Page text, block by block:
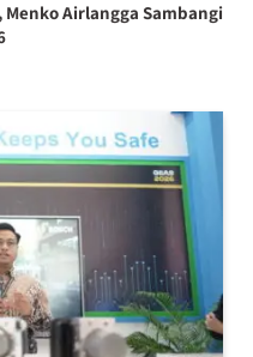
Airlangga Sambangi